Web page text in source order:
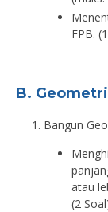
FPB.
B.
Bangun
atau
(2